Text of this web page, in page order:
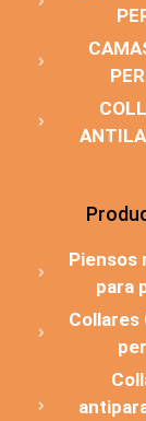
Piensos
para
Collares